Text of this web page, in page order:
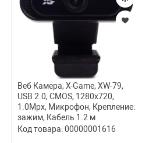
Веб Камера, X-Game, XW-79,
USB 2.0, CMOS, 1280x720,
1.0Mpx, Микрофон, Крепление:
зажим, Кабель 1.2 м
Код товара: 00000001616